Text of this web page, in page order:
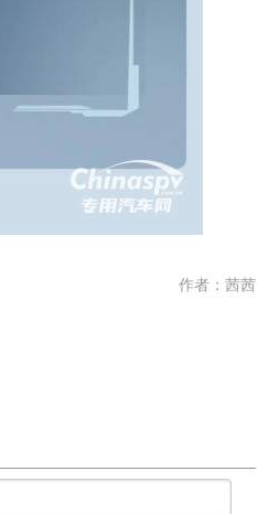
作者： 茜茜